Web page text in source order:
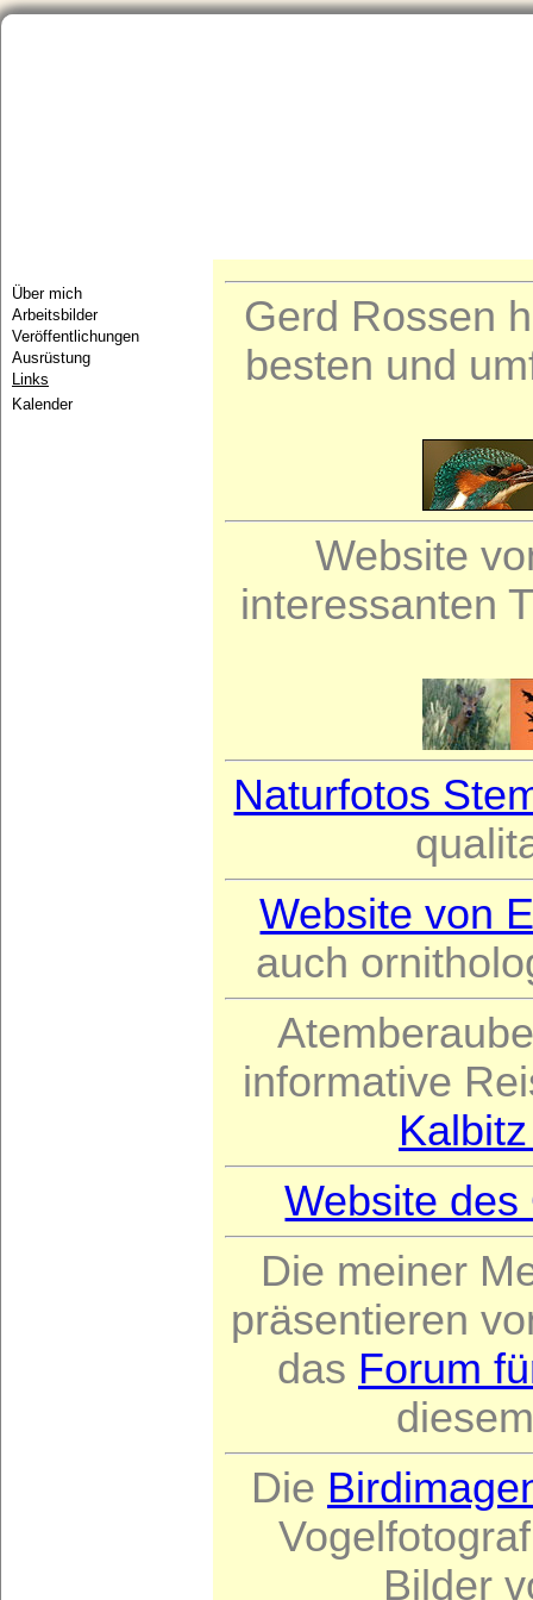
Über mich
Arbeitsbilder
Veröffentlichungen
Ausrüstung
Links
Kalender
Gerd Rossen
besten und
Website
interessanten
Naturfotos
Website von
auch
informative
Website
Die meiner
präsentieren
das Forum
Die
Bilder